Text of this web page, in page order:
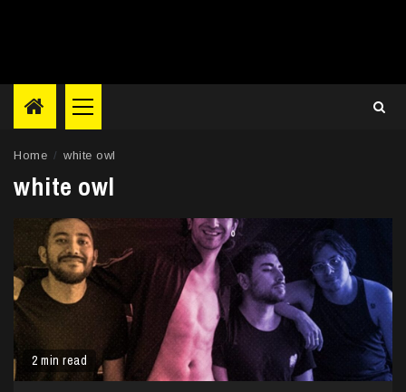
Primary
Menu
Home white owl
white owl
2 min read